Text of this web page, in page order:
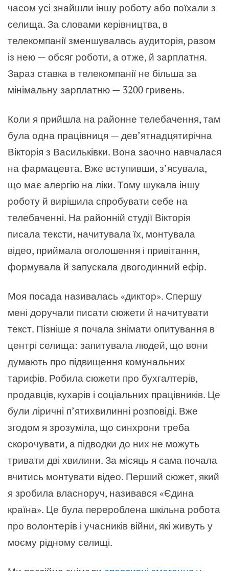
часом усі знайшли іншу роботу або поїхали з
селища. За словами керівництва, в
телекомпанії зменшувалась аудиторія, разом
із нею — обсяг роботи, а отже, й зарплатня.
Зараз ставка в телекомпанії не більша за
мінімальну зарплатню — 3200 гривень.
Коли я прийшла на районне телебачення, там
була одна працівниця — дев’ятнадцятирічна
Вікторія з Васильківки. Вона заочно навчалася
на фармацевта. Вже вступивши, з’ясувала,
що має алергію на ліки. Тому шукала іншу
роботу й вирішила спробувати себе на
телебаченні. На районній студії Вікторія
писала тексти, начитувала їх, монтувала
відео, приймала оголошення і привітання,
формувала й запускала двогодинний ефір.
Моя посада називалась «диктор». Спершу
мені доручали писати сюжети й начитувати
текст. Пізніше я почала знімати опитування в
центрі селища: запитувала людей, що вони
думають про підвищення комунальних
тарифів. Робила сюжети про бухгалтерів,
продавців, кухарів і соціальних працівників. Це
були ліричні п’ятихвилинні розповіді. Вже
згодом я зрозуміла, що синхрони треба
скорочувати, а підводки до них не можуть
тривати дві хвилини. За місяць я сама почала
вчитись монтувати відео. Перший сюжет, який
я зробила власноруч, називався «Єдина
країна». Це була перероблена шкільна робота
про волонтерів і учасників війни, які живуть у
моєму рідному селищі.